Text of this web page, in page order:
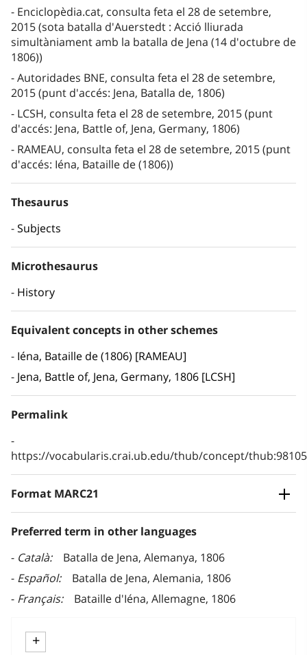
Enciclopèdia.cat, consulta feta el 28 de setembre,
2015 (sota batalla d'Auerstedt : Acció lliurada
simultàniament amb la batalla de Jena (14 d'octubre de
1806))
Autoridades BNE, consulta feta el 28 de setembre,
2015 (punt d'accés: Jena, Batalla de, 1806)
LCSH, consulta feta el 28 de setembre, 2015 (punt
d'accés: Jena, Battle of, Jena, Germany, 1806)
RAMEAU, consulta feta el 28 de setembre, 2015 (punt
d'accés: Iéna, Bataille de (1806))
Thesaurus
Subjects
Microthesaurus
History
Equivalent concepts in other schemes
Iéna, Bataille de (1806) [RAMEAU]
Jena, Battle of, Jena, Germany, 1806 [LCSH]
Permalink
https://vocabularis.crai.ub.edu/thub/concept/
Format MARC21
Preferred term in other languages
Català
Batalla de Jena, Alemanya, 1806
Español
Batalla de Jena, Alemania, 1806
Français
Bataille d'Iéna, Allemagne, 1806
+